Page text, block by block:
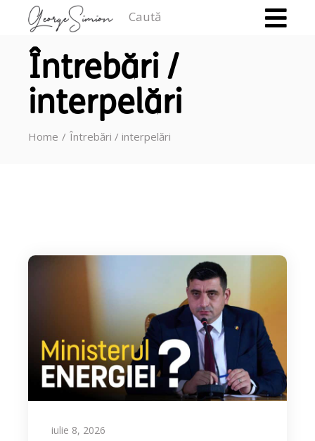
Întrebări /
interpelări
Home Întrebări / interpelări
iulie 8, 2026